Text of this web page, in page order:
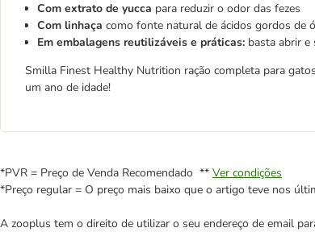
Com extrato de yucca para reduzir o odor das fezes
Com linhaça como fonte natural de ácidos gordos de
Em embalagens reutilizáveis e práticas: basta abrir e
Smilla Finest Healthy Nutrition ração completa para
um ano de idade!
*PVR = Preço de Venda Recomendado ** Ver condições
*Preço regular = O preço mais baixo que o artigo teve nos
A zooplus tem o direito de utilizar o seu endereço de email